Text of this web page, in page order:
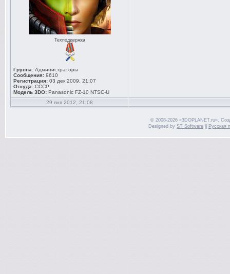
Техподдержка
Группа: Администраторы
Сообщения: 9610
Регистрация: 03 дек 2009, 21:07
Откуда: СССР
Модель 3DO: Panasonic FZ-10 NTSC-U
29 янв 2012, 21:08
© 2008-2026 «3DOPLANET.ru».
Designed by ST Software Русская